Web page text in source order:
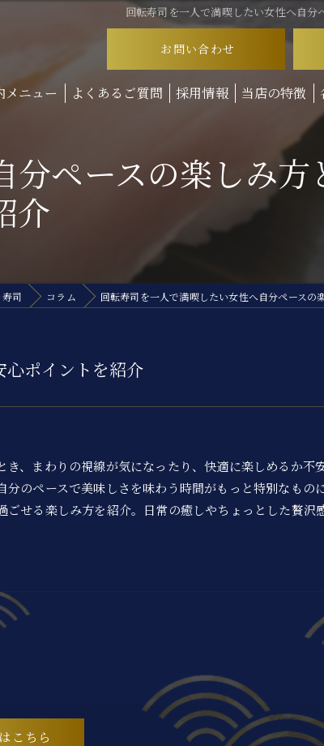
回転寿司を一人で満喫したい女性へ自
お問い合わせ
メニュー よくあるご質問 採用情報 当店の特徴
ランチ
ディナー
回転寿司
ペースの楽しみ方
介
司 コラム 回転寿司を一人で満喫したい女性へ自分ペースの
心ポイントを紹介
、まわりの視線が気になったり、快適に楽しめるか不
のペースで美味しさを味わう時間がもっと特別なもの
せる楽しみ方を紹介。日常の癒しやちょっとした贅沢
こちら